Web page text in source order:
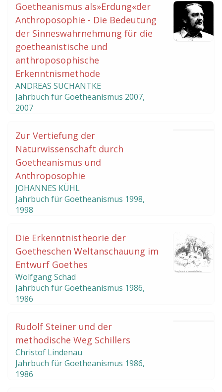
Goetheanismus als»Erdung«der
Anthroposophie - Die Bedeutung
der Sinneswahrnehmung für die
goetheanistische und
anthroposophische
Erkenntnismethode
ANDREAS SUCHANTKE
Jahrbuch für Goetheanismus 2007,
2007
Zur Vertiefung der
Naturwissenschaft durch
Goetheanismus und
Anthroposophie
JOHANNES KÜHL
Jahrbuch für Goetheanismus 1998,
1998
Die Erkenntnistheorie der
Goetheschen Weltanschauung im
Entwurf Goethes
Wolfgang Schad
Jahrbuch für Goetheanismus 1986,
1986
Rudolf Steiner und der
methodische Weg Schillers
Christof Lindenau
Jahrbuch für Goetheanismus 1986,
1986